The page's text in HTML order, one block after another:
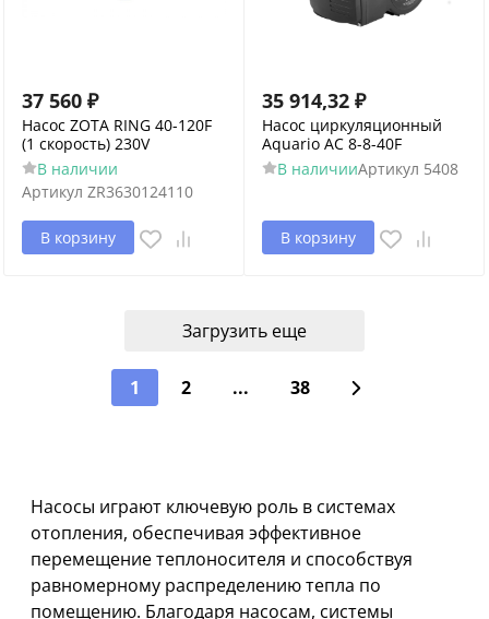
37 560 ₽
Насос ZOTA RING 40-120F
(1 скорость) 230V
В наличии
Артикул ZR3630124110
В корзину
35 914,32 ₽
Насос циркуляционный
Aquario AC 8-8-40F
В наличииАртикул 5408
В корзину
Загрузить еще
1 2 ... 38
Насосы играют ключевую роль в системах
отопления, обеспечивая эффективное
перемещение теплоносителя и способствуя
равномерному распределению тепла по
помещению. Благодаря насосам, системы